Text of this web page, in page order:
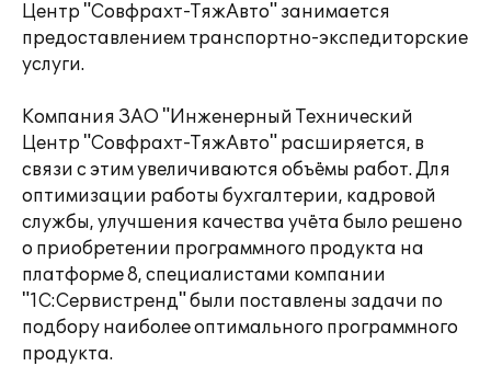
Центр "Совфрахт-ТяжАвто" занимается
предоставлением транспортно-экспедиторские
услуги.
Компания ЗАО "Инженерный Технический
Центр "Совфрахт-ТяжАвто" расширяется, в
связи с этим увеличиваются объёмы работ. Для
оптимизации работы бухгалтерии, кадровой
службы, улучшения качества учёта было решено
о приобретении программного продукта на
платформе 8, специалистами компании
"1С:Сервистренд" были поставлены задачи по
подбору наиболее оптимального программного
продукта.